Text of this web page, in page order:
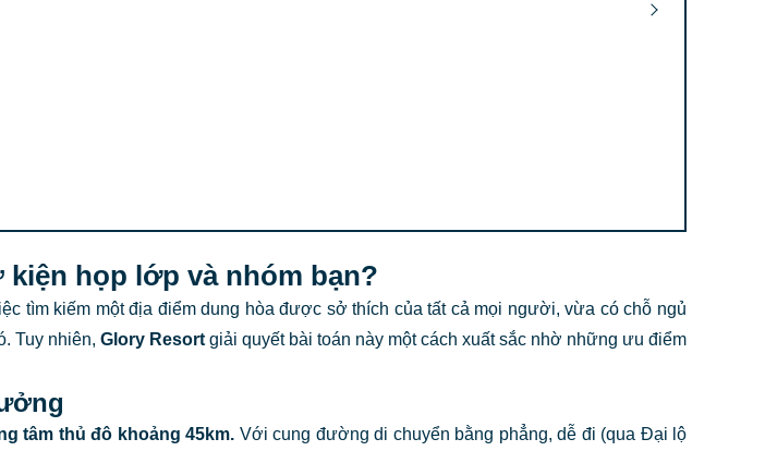
kiện họp lớp và nhóm bạn?
tìm kiếm một địa điểm dung hòa được sở thích của tất cả mọi người, vừa có chỗ ngủ
Tuy nhiên, Glory Resort giải quyết bài toán này một cách xuất sắc nhờ những ưu điểm
tâm thủ đô khoảng 45km. Với cung đường di chuyển bằng phẳng, dễ đi (qua Đại lộ